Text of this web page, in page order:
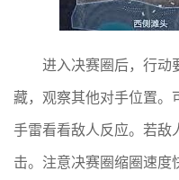
进入决赛圈后，行动
藏，观察其他对手位置。
手雷看看敌人反应。若敌
击。注意决赛圈缩圈速度